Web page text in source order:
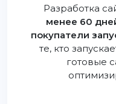
Разработка
менее 60
покупатели
те, кто
готовые